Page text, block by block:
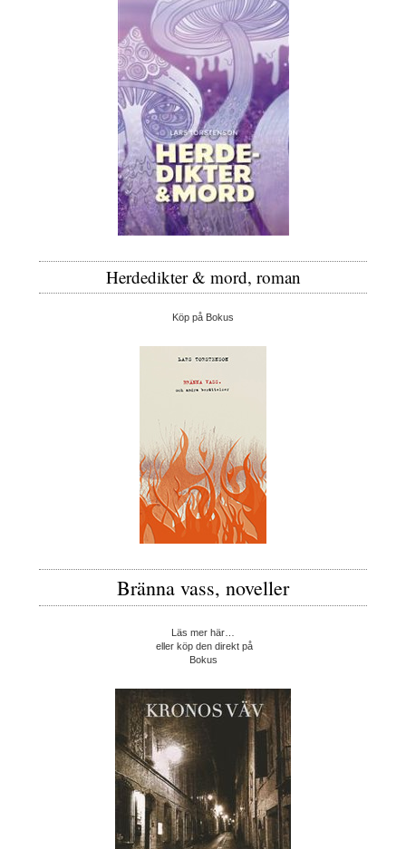
Herdedikter & mord, roman
Köp på Bokus
Bränna vass, noveller
Läs mer här…
eller köp den direkt på
Bokus